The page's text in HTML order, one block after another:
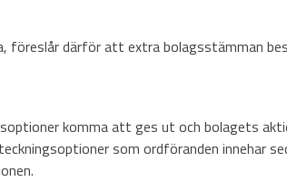
föreslår därför att extra bolagsstämman
komma att ges ut och bolagets
som ordföranden innehar